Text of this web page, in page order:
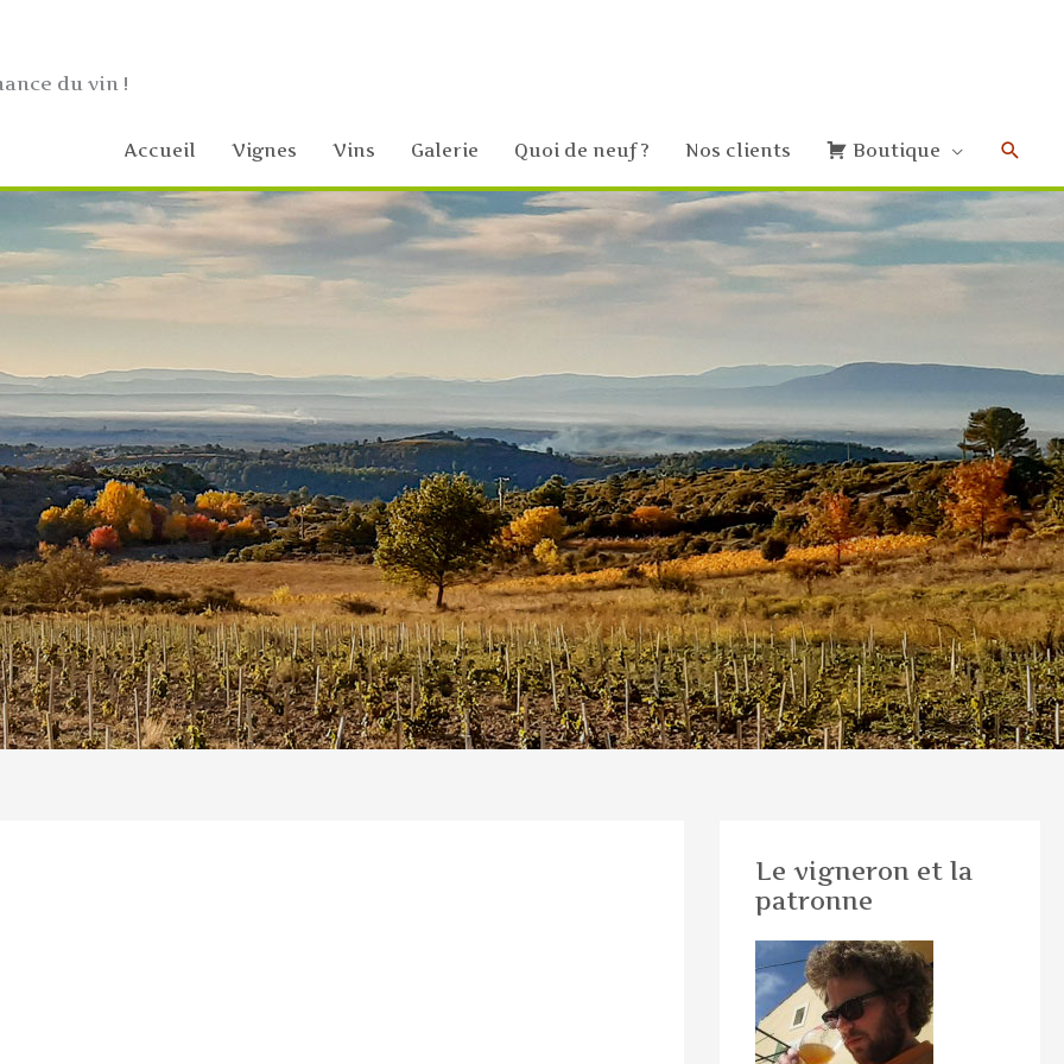
du vin !
Accueil Vignes Vins Galerie Quoi de neuf ? Nos clients Boutique
Le vigneron et la
patronne